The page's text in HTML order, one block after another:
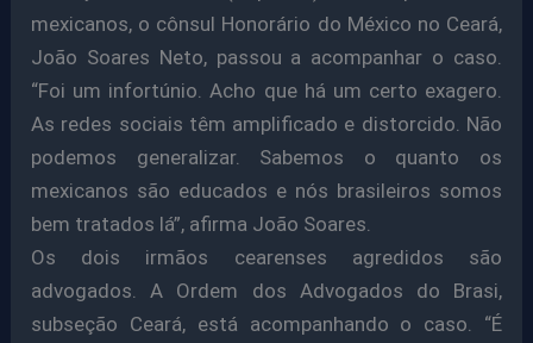
mexicanos, o cônsul Honorário do México no Ceará,
João Soares Neto, passou a acompanhar o caso.
“Foi um infortúnio. Acho que há um certo exagero.
As redes sociais têm amplificado e distorcido. Não
podemos generalizar. Sabemos o quanto os
mexicanos são educados e nós brasileiros somos
bem tratados lá”, afirma João Soares.
Os dois irmãos cearenses agredidos são
advogados. A Ordem dos Advogados do Brasi,
subseção Ceará, está acompanhando o caso. “É